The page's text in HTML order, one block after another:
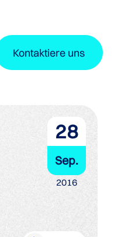
Kontaktiere uns
28
Sep.
2016